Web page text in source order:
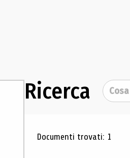
Ricerca Cerca
Risultati di
Documenti trovati: 1